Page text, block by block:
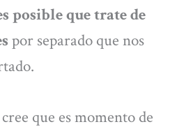
posible que trate de
por separado que nos
que es momento de